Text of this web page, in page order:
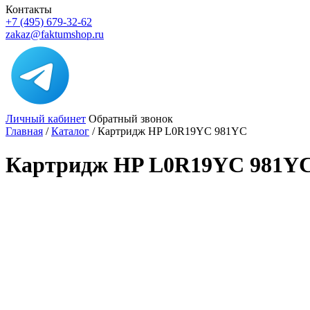
Контакты
+7 (495) 679-32-62
zakaz@faktumshop.ru
Личный кабинет Обратный звонок
Главная /Каталог /Картридж HP L0R19YC 981YC
Картридж HP L0R19YC